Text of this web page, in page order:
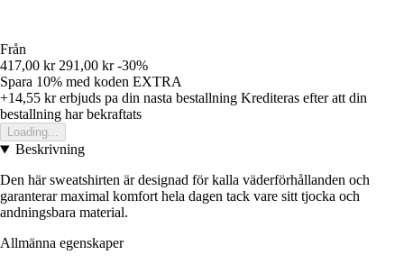
Från
417,00 kr 291,00 kr -30%
Spara 10% med koden EXTRA
+14,55 krerbjuds pa din nasta bestallning Krediteras efter att din
bestallning har bekraftats
Loading...
Beskrivning
Den här sweatshirten är designad för kalla väderförhållanden och
garanterar maximal komfort hela dagen tack vare sitt tjocka och
andningsbara material.
Allmänna egenskaper